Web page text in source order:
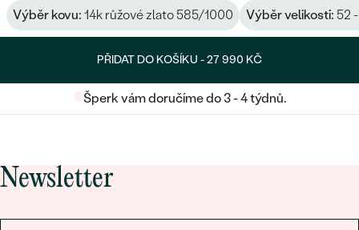
Výběr kovu: 14k růžové zlato 585/1000 Výběr velikosti: 52
PŘIDAT DO KOŠÍKU -27 990 KČ
Šperk vám doručíme do 3 - 4 týdnů.
Newsletter